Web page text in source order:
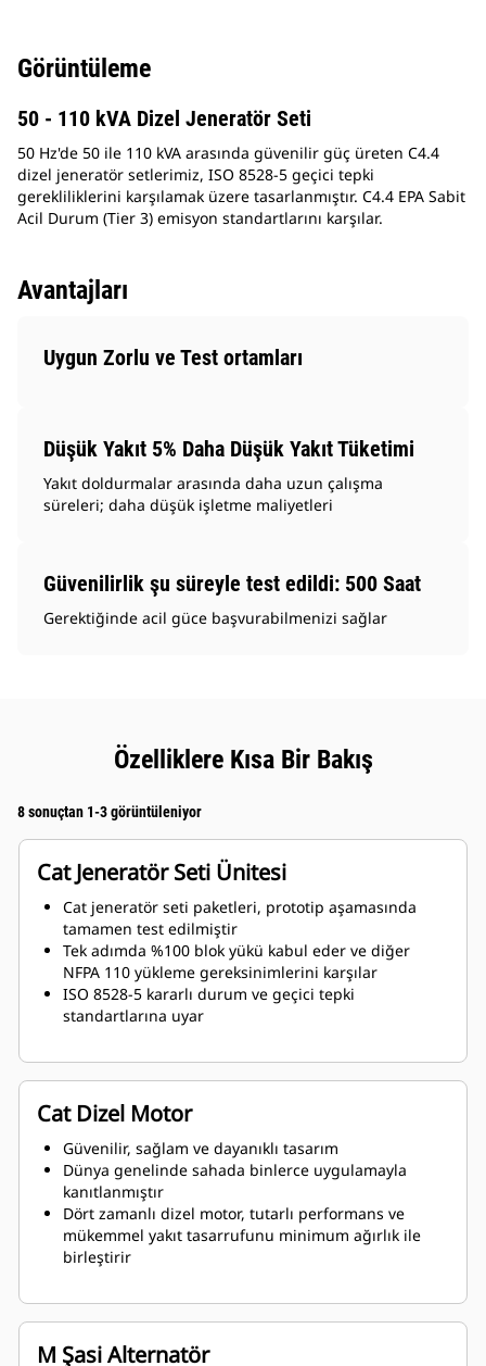
Görüntüleme
50 - 110 kVA Dizel Jeneratör Seti
50 Hz'de 50 ile 110 kVA arasında güvenilir güç üreten C4.4
dizel jeneratör setlerimiz, ISO 8528-5 geçici tepki
gerekliliklerini karşılamak üzere tasarlanmıştır. C4.4 EPA Sabit
Acil Durum (Tier 3) emisyon standartlarını karşılar.
Avantajları
Uygun Zorlu ve Test ortamları
Düşük Yakıt 5% Daha Düşük Yakıt Tüketimi
Yakıt doldurmalar arasında daha uzun çalışma
süreleri; daha düşük işletme maliyetleri
Güvenilirlik şu süreyle test edildi: 500 Saat
Gerektiğinde acil güce başvurabilmenizi sağlar
Özelliklere Kısa Bir Bakış
8 sonuçtan 1-3 görüntüleniyor
Cat Jeneratör Seti Ünitesi
Cat jeneratör seti paketleri, prototip aşamasında
tamamen test edilmiştir
Tek adımda %100 blok yükü kabul eder ve diğer
NFPA 110 yükleme gereksinimlerini karşılar
ISO 8528-5 kararlı durum ve geçici tepki
standartlarına uyar
Cat Dizel Motor
Güvenilir, sağlam ve dayanıklı tasarım
Dünya genelinde sahada binlerce uygulamayla
kanıtlanmıştır
Dört zamanlı dizel motor, tutarlı performans ve
mükemmel yakıt tasarrufunu minimum ağırlık ile
birleştirir
M Şasi Alternatör